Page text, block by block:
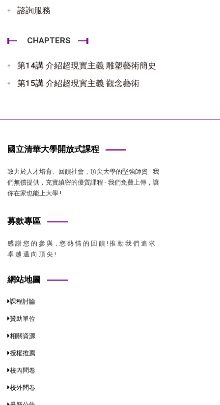
諮詢服務
CHAPTERS
第14講 介紹超現實主義 雕塑藝術簡史
第15講 介紹超現實主義 觀念藝術
國立清華大學開放式課程
致力於人才培育、回饋社會，頂尖大學的堅強師資 - 我
們無償提供，充實縝密的優質課程 - 我們免費上傳，讓
你在家也能上大學 !
募款專區
感 謝 您 的 參 與，您 熱 情 的 回 饋 ! 推 動 我 們 追 求
卓 越 邁 向 頂 尖 !
網站地圖
課程討論
贊助單位
相關資源
授權推薦
校內問卷
校外問卷